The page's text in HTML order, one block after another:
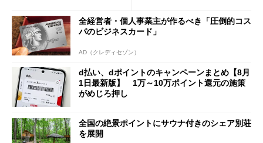
全経営者・個人事業主が作るべき「圧倒的コス
パのビジネスカード」
AD（クレディセゾン）
d払い、dポイントのキャンペーンまとめ【8月
1日最新版】 1万～10万ポイント還元の施策
がめじろ押し
全国の絶景ポイントにサウナ付きのシェア別荘
を展開